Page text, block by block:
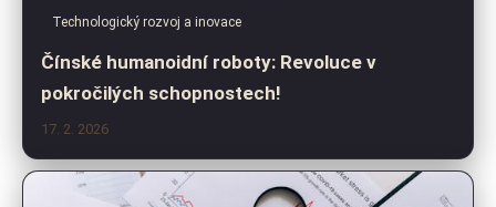
Technologický rozvoj a inovace
Čínské humanoidní roboty: Revoluce v
pokročilých schopnostech!
17. 2. 2026